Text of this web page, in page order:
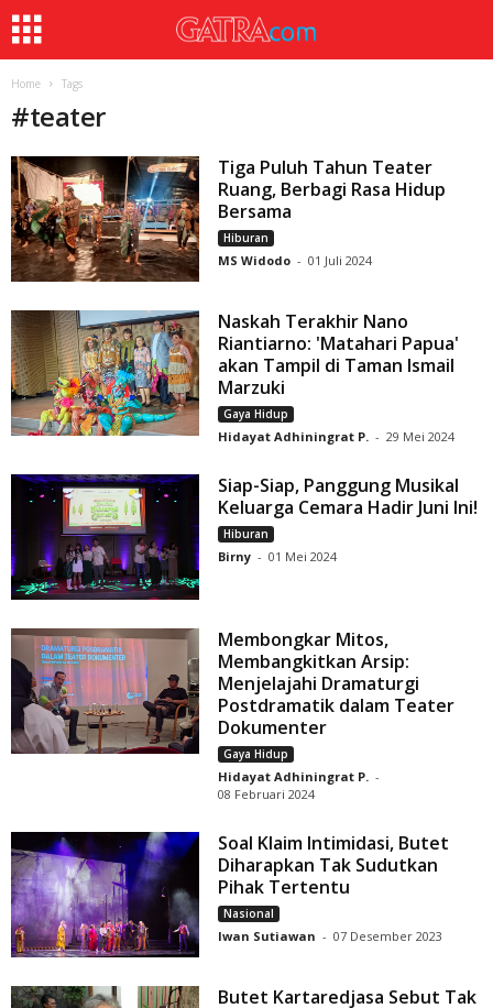
Home Tags
#teater
Tiga Puluh Tahun Teater
Ruang, Berbagi Rasa Hidup
Bersama
Hiburan
MS Widodo - 01 Juli 2024
Naskah Terakhir Nano
Riantiarno: 'Matahari Papua'
akan Tampil di Taman Ismail
Marzuki
Gaya Hidup
Hidayat Adhiningrat P. - 29 Mei 2024
Siap-Siap, Panggung Musikal
Keluarga Cemara Hadir Juni Ini!
Hiburan
Birny - 01 Mei 2024
Membongkar Mitos,
Membangkitkan Arsip:
Menjelajahi Dramaturgi
Postdramatik dalam Teater
Dokumenter
Gaya Hidup
Hidayat Adhiningrat P. -
08 Februari 2024
Soal Klaim Intimidasi, Butet
Diharapkan Tak Sudutkan
Pihak Tertentu
Nasional
Iwan Sutiawan - 07 Desember 2023
Butet Kartaredjasa Sebut Tak